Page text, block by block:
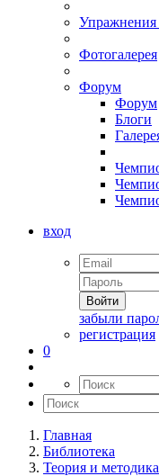
Упражнения
Фотогалерея
Форум
Форум
Блоги
вход
Войти
забыли
регистрация
0
Главная
Библиотека
Теория и методика